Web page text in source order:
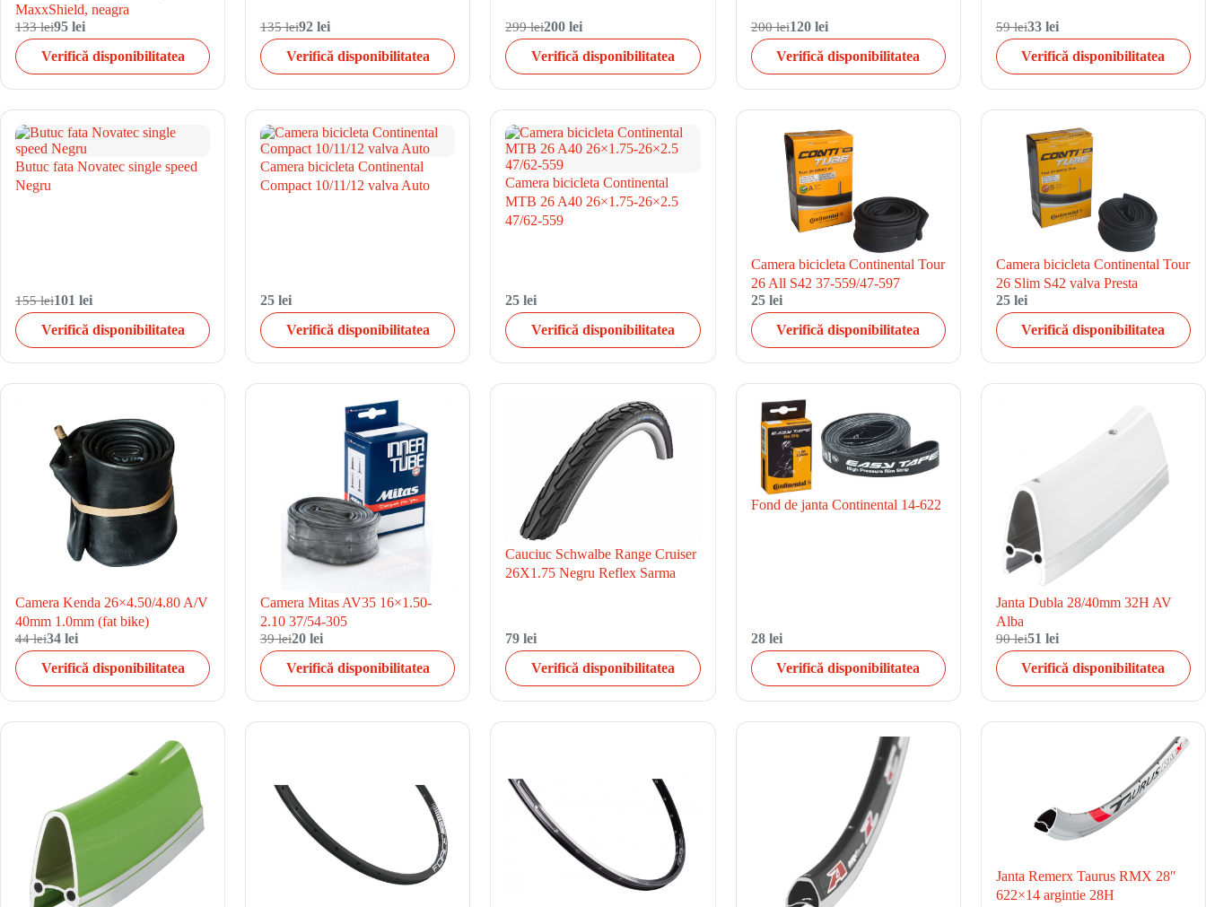
MaxxShield, neagra
133 lei95 lei
Verifică disponibilitatea
135 lei92 lei
Verifică disponibilitatea
299 lei200 lei
Verifică disponibilitatea
200 lei120 lei
Verifică disponibilitatea
59 lei33 lei
Verifică disponibilitatea
Butuc fata Novatec single speed
Negru
155 lei101 lei
Verifică disponibilitatea
Camera bicicleta Continental
Compact 10/11/12 valva Auto
25 lei
Verifică disponibilitatea
Camera bicicleta Continental
MTB 26 A40 26×1.75-26×2.5
47/62-559
25 lei
Verifică disponibilitatea
Camera bicicleta Continental Tour
26 All S42 37-559/47-597
25 lei
Verifică disponibilitatea
Camera bicicleta Continental Tour
26 Slim S42 valva Presta
25 lei
Verifică disponibilitatea
Camera Kenda 26×4.50/4.80 A/V
40mm 1.0mm (fat bike)
44 lei34 lei
Verifică disponibilitatea
Camera Mitas AV35 16×1.50-
2.10 37/54-305
39 lei20 lei
Verifică disponibilitatea
Cauciuc Schwalbe Range Cruiser
26X1.75 Negru Reflex Sarma
79 lei
Verifică disponibilitatea
Fond de janta Continental 14-622
28 lei
Verifică disponibilitatea
Janta Dubla 28/40mm 32H AV
Alba
90 lei51 lei
Verifică disponibilitatea
Janta Remerx Taurus RMX 28″
622×14 argintie 28H